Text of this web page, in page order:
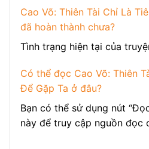
Cao Võ: Thiên Tài Chỉ Là
đã hoàn thành chưa?
Tình trạng hiện tại của
Có thể đọc Cao Võ: Thiên
Để Gặp Ta ở đâu?
Bạn có thể sử dụng nút
này để truy cập nguồn đọc